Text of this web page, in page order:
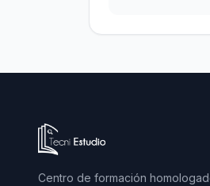
Ir a la página de inicio de
Centro de formación